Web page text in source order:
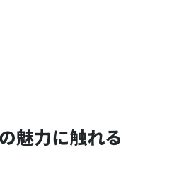
魅力に触れる